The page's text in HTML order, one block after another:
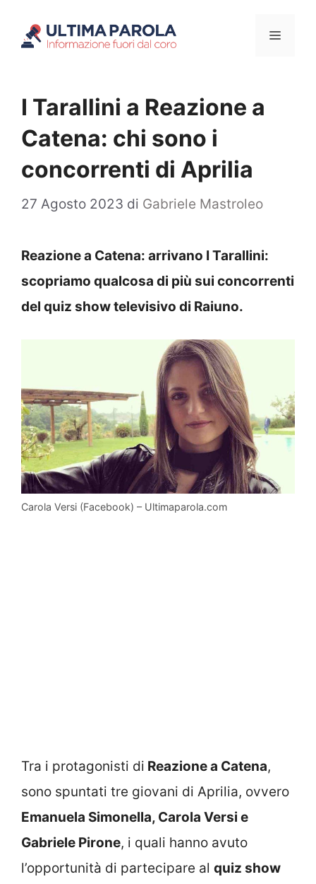
Menu
I Tarallini a Reazione a
Catena: chi sono i
concorrenti di Aprilia
27 Agosto 2023 di Gabriele Mastroleo
Reazione a Catena: arrivano I Tarallini:
scopriamo qualcosa di più sui concorrenti
del quiz show televisivo di Raiuno.
Carola Versi (Facebook) – Ultimaparola.com
Tra i protagonisti di Reazione a Catena,
sono spuntati tre giovani di Aprilia, ovvero
Emanuela Simonella, Carola Versi e
Gabriele Pirone, i quali hanno avuto
l’opportunità di partecipare al quiz show